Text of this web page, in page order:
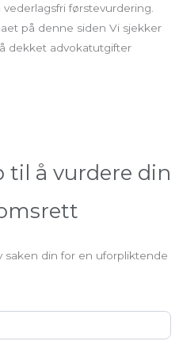
førstevurdering.
på denne siden Vi sjekker
dekket advokatutgifter
til å vurdere din
saken din for en uforpliktende